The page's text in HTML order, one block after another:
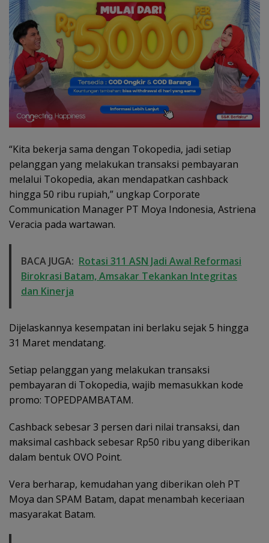
“Kita bekerja sama dengan Tokopedia, jadi setiap
pelanggan yang melakukan transaksi pembayaran
melalui Tokopedia, akan mendapatkan cashback
hingga 50 ribu rupiah,” ungkap Corporate
Communication Manager PT Moya Indonesia, Astriena
Veracia pada wartawan.
BACA JUGA: Rotasi 311 ASN Jadi Awal Reformasi
Birokrasi Batam, Amsakar Tekankan Integritas
dan Kinerja
Dijelaskannya kesempatan ini berlaku sejak 5 hingga
31 Maret mendatang.
Setiap pelanggan yang melakukan transaksi
pembayaran di Tokopedia, wajib memasukkan kode
promo: TOPEDPAMBATAM.
Cashback sebesar 3 persen dari nilai transaksi, dan
maksimal cashback sebesar Rp50 ribu yang diberikan
dalam bentuk OVO Point.
Vera berharap, kemudahan yang diberikan oleh PT
Moya dan SPAM Batam, dapat menambah keceriaan
masyarakat Batam.